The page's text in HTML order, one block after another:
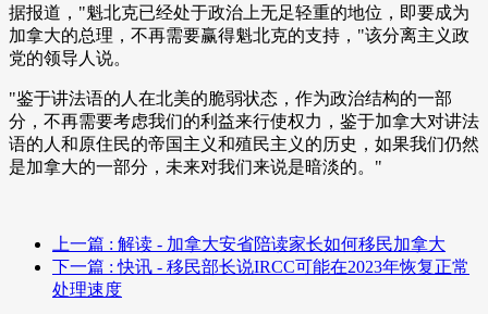
据报道，"魁北克已经处于政治上无足轻重的地位，即要成为
加拿大的总理，不再需要赢得魁北克的支持，"该分离主义政
党的领导人说。
"鉴于讲法语的人在北美的脆弱状态，作为政治结构的一部
分，不再需要考虑我们的利益来行使权力，鉴于加拿大对讲法
语的人和原住民的帝国主义和殖民主义的历史，如果我们仍然
是加拿大的一部分，未来对我们来说是暗淡的。"
上一篇 : 解读 - 加拿大安省陪读家长如何移民加拿大
下一篇 : 快讯 - 移民部长说IRCC可能在2023年恢复正常
处理速度